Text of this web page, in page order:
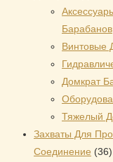
Барабанов
Винтовые
Домкрат
Тяжелый
Захваты Для
Соединение
3636